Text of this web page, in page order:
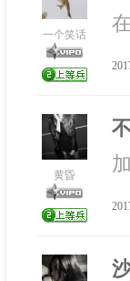
一个笑话
黄昏